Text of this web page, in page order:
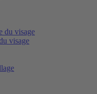
du visage
visage